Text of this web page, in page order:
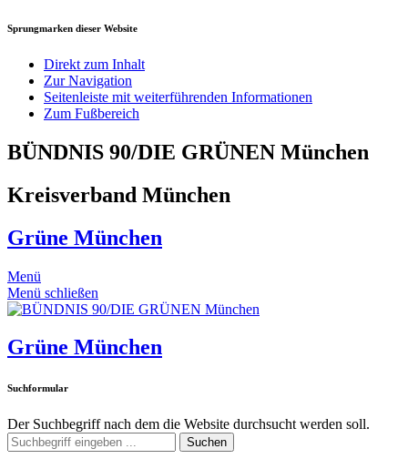
Sprungmarken dieser Website
Direkt zum Inhalt
Zur Navigation
Seitenleiste mit weiterführenden Informationen
Zum Fußbereich
BÜNDNIS 90/DIE GRÜNEN München
Kreisverband München
Grüne München
Menü
Menü schließen
Grüne München
Suchformular
Der Suchbegriff nach dem die Website durchsucht werden soll.
Suchen